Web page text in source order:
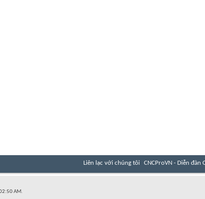
Liên lạc với chúng tôi CNCProVN - Diễn đàn
AM.